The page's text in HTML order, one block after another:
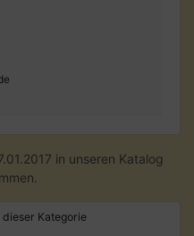
in unseren Katalog
dieser Kategorie